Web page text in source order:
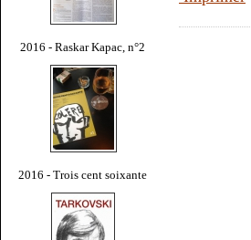
2016 - Raskar Kapac, n°2
2016 - Trois cent soixante